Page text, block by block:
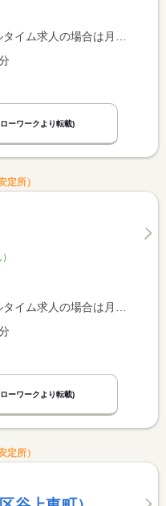
パート求人の場合は時間額を表示しています。
ーワークより転載)
定所）
パート求人の場合は時間額を表示しています。
ーワークより転載)
定所）